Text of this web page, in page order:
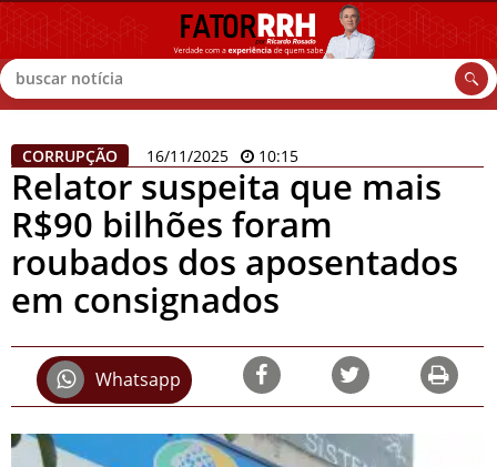
Buscar
CORRUPÇÃO 16/11/2025 10:15
Relator suspeita que mais
R$90 bilhões foram
roubados dos aposentados
em consignados
Whatsapp